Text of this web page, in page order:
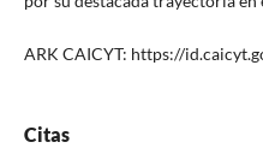
ARK CAICYT: https://
Citas